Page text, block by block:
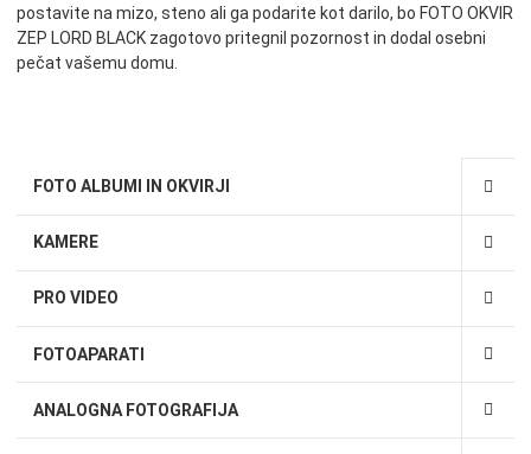
FOTO ALBUMI IN OKVIRJI
KAMERE
PRO VIDEO
FOTOAPARATI
ANALOGNA FOTOGRAFIJA
postavite na mizo, steno ali ga podarite kot darilo, bo FOTO OKVIR
ZEP LORD BLACK zagotovo pritegnil pozornost in dodal osebni
pečat vašemu domu.